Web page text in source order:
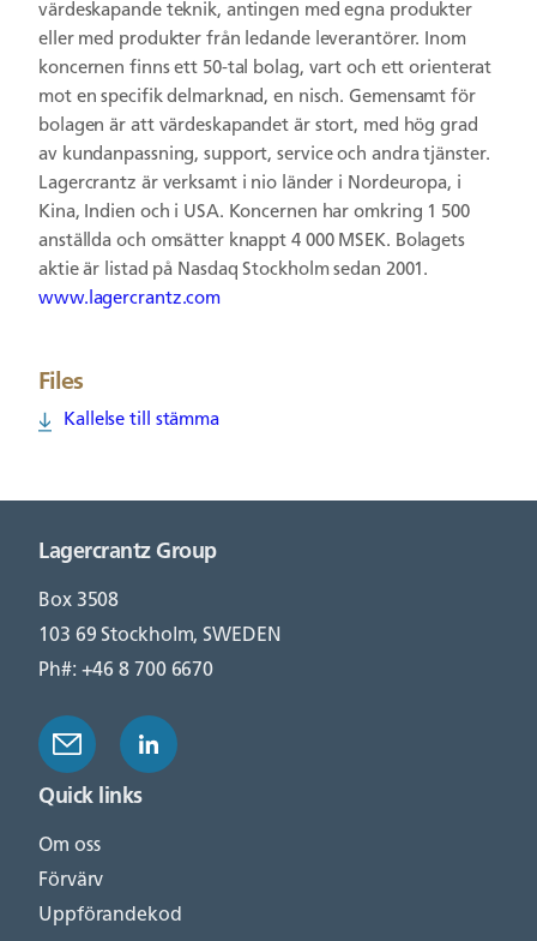
värdeskapande teknik, antingen med egna produkter
eller med produkter från ledande leverantörer. Inom
koncernen finns ett 50-tal bolag, vart och ett orienterat
mot en specifik delmarknad, en nisch. Gemensamt för
bolagen är att värdeskapandet är stort, med hög grad
av kundanpassning, support, service och andra tjänster.
Lagercrantz är verksamt i nio länder i Nordeuropa, i
Kina, Indien och i USA. Koncernen har omkring 1 500
anställda och omsätter knappt 4 000 MSEK. Bolagets
aktie är listad på Nasdaq Stockholm sedan 2001.
www.lagercrantz.com
Files
Kallelse till stämma
Lagercrantz Group
Box 3508
103 69 Stockholm, SWEDEN
Ph#: +46 8 700 6670
Quick links
Om oss
Förvärv
Uppförandekod